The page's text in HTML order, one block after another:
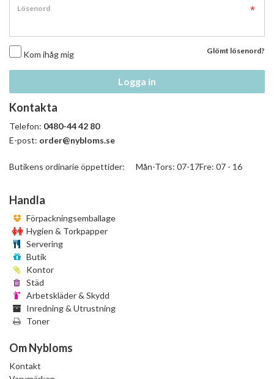
Lösenord
Kom ihåg mig Glömt lösenord?
Logga in
Kontakta
Telefon: 0480-44 42 80
E-post: order@nybloms.se
Butikens ordinarie öppettider: Mån-Tors: 07-17Fre: 07 - 16
Handla
Förpackningsemballage
Hygien & Torkpapper
Servering
Butik
Kontor
Städ
Arbetskläder & Skydd
Inredning & Utrustning
Toner
Om Nybloms
Kontakt